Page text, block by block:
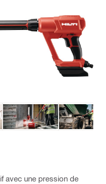
avec une pression de